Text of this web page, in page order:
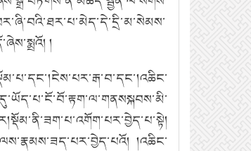
།
།འཆིང་